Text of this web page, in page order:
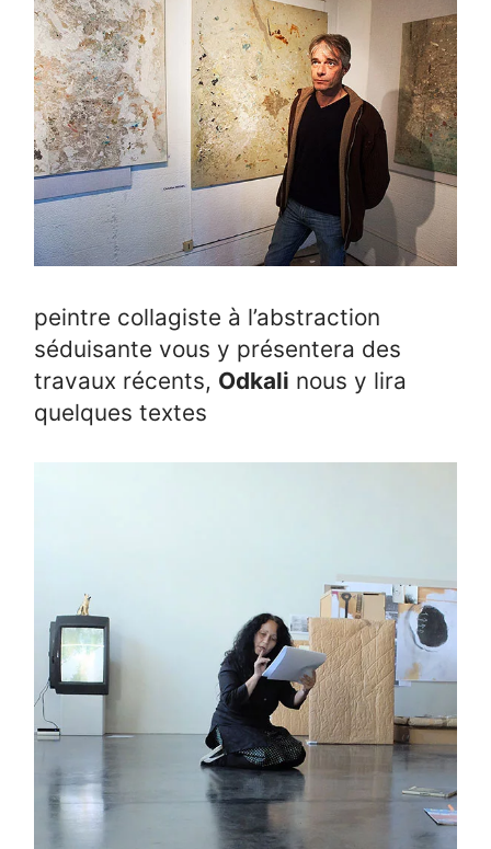
peintre collagiste à l’abstraction
séduisante vous y présentera des
travaux récents, Odkali nous y lira
quelques textes